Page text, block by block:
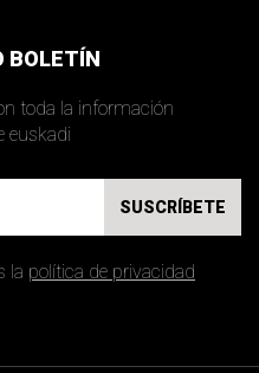
BOLETÍN
toda la información
al mundo audivisual de euskadi
SUSCRÍBETE
la política de privacidad